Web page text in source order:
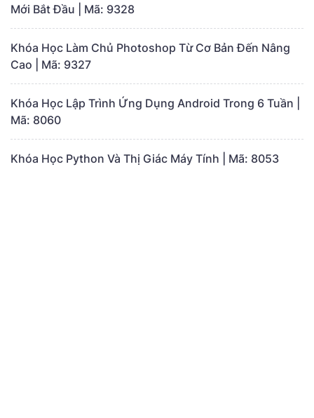
Mới Bắt Đầu | Mã: 9328
Khóa Học Làm Chủ Photoshop Từ Cơ Bản Đến Nâng
Cao | Mã: 9327
Khóa Học Lập Trình Ứng Dụng Android Trong 6 Tuần |
Mã: 8060
Khóa Học Python Và Thị Giác Máy Tính | Mã: 8053